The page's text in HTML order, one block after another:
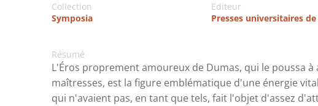
Collection
Symposia
Editeur
Presses universitaires de
Résumé
L'Éros proprement amoureux de Dumas, qui le poussa
maîtresses, est la figure emblématique d'une énergie
qui n'avaient pas, en tant que tels, fait l'objet d'assez